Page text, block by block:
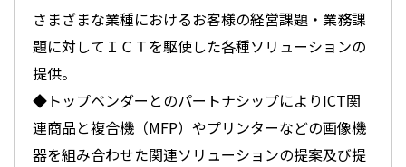
さまざまな業種におけるお客様の経営課題・業務課
題に対してＩＣＴを駆使した各種ソリューションの
提供。
◆トップベンダーとのパートナシップによりICT関
連商品と複合機（MFP）やプリンターなどの画像機
器を組み合わせた関連ソリューションの提案及び提